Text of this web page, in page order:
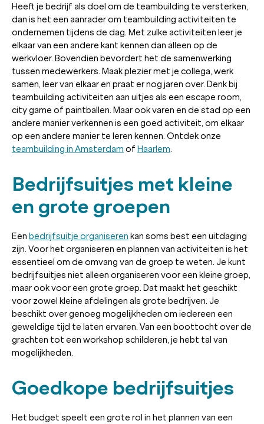
Heeft je bedrijf als doel om de teambuilding te versterken,
dan is het een aanrader om teambuilding activiteiten te
ondernemen tijdens de dag. Met zulke activiteiten leer je
elkaar van een andere kant kennen dan alleen op de
werkvloer. Bovendien bevordert het de samenwerking
tussen medewerkers. Maak plezier met je collega, werk
samen, leer van elkaar en praat er nog jaren over. Denk bij
teambuilding activiteiten aan uitjes als een escape room,
city game of paintballen. Maar ook varen en de stad op een
andere manier verkennen is een goed activiteit, om elkaar
op een andere manier te leren kennen. Ontdek onze
teambuilding in Amsterdam of Haarlem.
Bedrijfsuitjes met kleine
en grote groepen
Een bedrijfsuitje organiseren kan soms best een uitdaging
zijn. Voor het organiseren en plannen van activiteiten is het
essentieel om de omvang van de groep te weten. Je kunt
bedrijfsuitjes niet alleen organiseren voor een kleine groep,
maar ook voor een grote groep. Dat maakt het geschikt
voor zowel kleine afdelingen als grote bedrijven. Je
beschikt over genoeg mogelijkheden om iedereen een
geweldige tijd te laten ervaren. Van een boottocht over de
grachten tot een workshop schilderen, je hebt tal van
mogelijkheden.
Goedkope bedrijfsuitjes
Het budget speelt een grote rol in het plannen van een